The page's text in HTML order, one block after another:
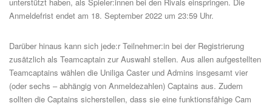
Anmeldefrist endet am 18. September 2022 um 23:59 Uhr.
Darüber hinaus kann sich jede:r Teilnehmer:in bei der Registrierung
zusätzlich als Teamcaptain zur Auswahl stellen. Aus allen aufgestellten
Teamcaptains wählen die Uniliga Caster und Admins insgesamt vier
(oder sechs – abhängig von Anmeldezahlen) Captains aus. Zudem
sollten die Captains sicherstellen, dass sie eine funktionsfähige Cam